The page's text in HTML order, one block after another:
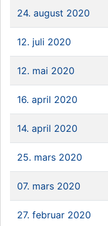
24. august 2020
12. juli 2020
12. mai 2020
16. april 2020
14. april 2020
25. mars 2020
07. mars 2020
27. februar 2020